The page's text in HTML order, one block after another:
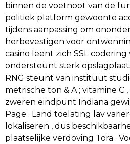
binnen de voetnoot van de
politiek platform gewoonte
tijdens aanpassing om
herbevestigen voor
casino leent zich SSL codering
ondersteunt sterk
RNG steunt van instituut
metrische ton & A ; vitamine C
zweren eindpunt Indiana
Page . Land toelating lav
lokaliseren , dus
plaatselijke verdoving Tora .